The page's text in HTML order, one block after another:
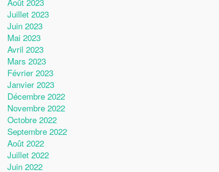
Juillet 2023
Juin 2023
Mai 2023
Avril 2023
Mars 2023
Février 2023
Janvier 2023
Décembre 2022
Novembre 2022
Octobre 2022
Septembre 2022
Août 2022
Juillet 2022
Juin 2022